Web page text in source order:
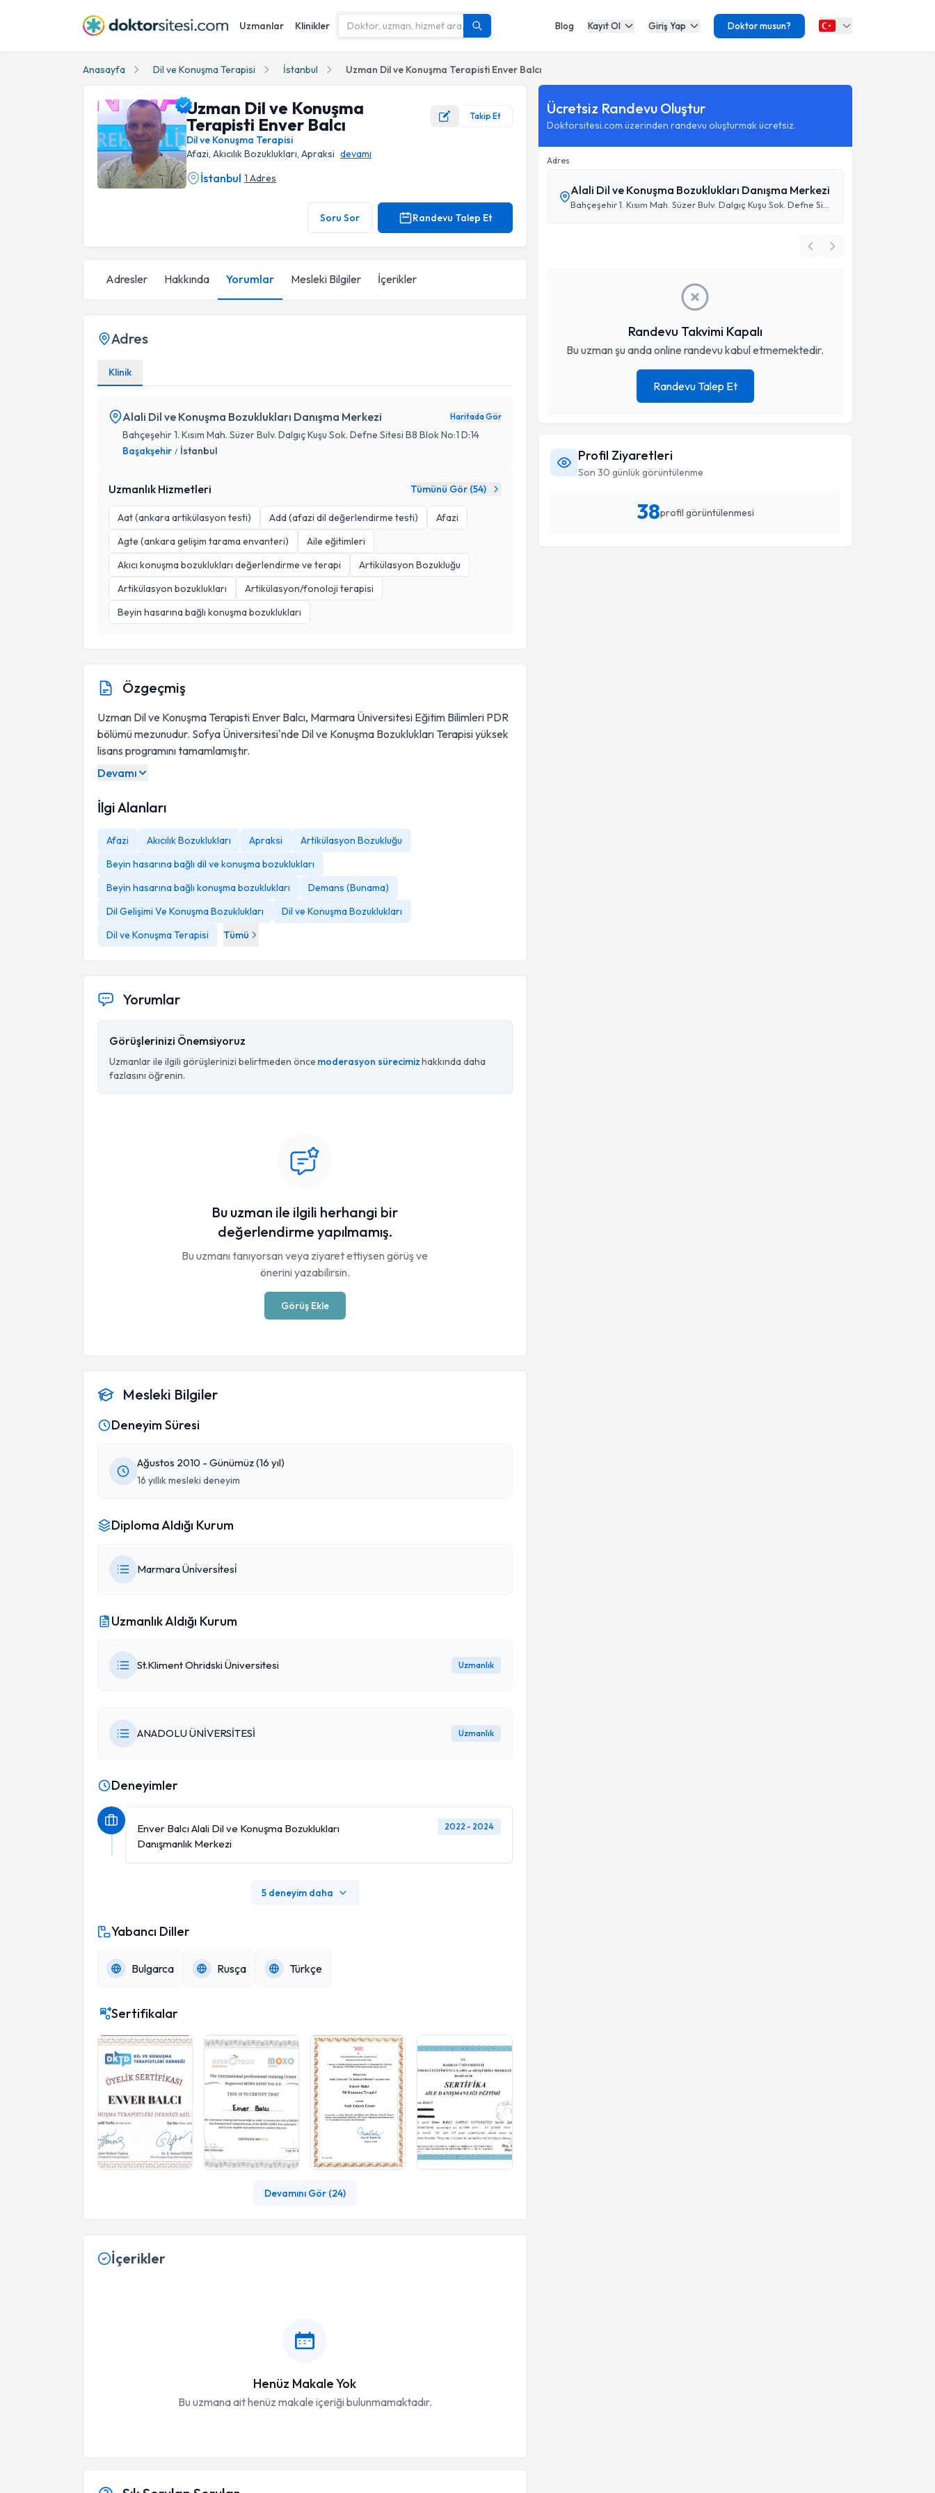
Uzmanlar Klinikler Blog Kayıt Ol Giriş Yap Doktor musun?
Anasayfa Dil ve Konuşma Terapisi İstanbul Uzman Dil ve Konuşma Terapisti Enver Balcı
Uzman Dil ve Konuşma
Terapisti Enver Balcı
Takip Et
Dil ve Konuşma Terapisi
Afazi, Akıcılık Bozuklukları, Apraksi devamı
İstanbul 1 Adres
Soru Sor Randevu Talep Et
Adresler Hakkında Yorumlar Mesleki Bilgiler İçerikler
Adres
Klinik
Alali Dil ve Konuşma Bozuklukları Danışma Merkezi Haritada Gör
Bahçeşehir 1. Kısım Mah. Süzer Bulv. Dalgıç Kuşu Sok. Defne Sitesi B8 Blok No:1 D:14
Başakşehir / İstanbul
Uzmanlık Hizmetleri Tümünü Gör (54)
Aat (ankara artikülasyon testi) Add (afazi dil değerlendirme testi)
Afazi
Agte (ankara gelişim tarama envanteri)
Aile eğitimleri
Akıcı konuşma bozuklukları değerlendirme ve terapi
Artikülasyon Bozukluğu
Artikülasyon bozuklukları
Artikülasyon/fonoloji terapisi
Beyin hasarına bağlı konuşma bozuklukları
Özgeçmiş
Uzman Dil ve Konuşma Terapisti Enver Balcı, Marmara Üniversitesi Eğitim Bilimleri PDR
bölümü mezunudur. Sofya Üniversitesi'nde Dil ve Konuşma Bozuklukları Terapisi yüksek
lisans programını tamamlamıştır.
Devamı
İlgi Alanları
Afazi Akıcılık Bozuklukları Apraksi
Artikülasyon Bozukluğu
Beyin hasarına bağlı dil ve konuşma bozuklukları
Beyin hasarına bağlı konuşma bozuklukları
Demans (Bunama)
Dil Gelişimi Ve Konuşma Bozuklukları
Dil ve Konuşma Bozuklukları
Dil ve Konuşma Terapisi
Tümü
Yorumlar
Görüşlerinizi Önemsiyoruz
Uzmanlar ile ilgili görüşlerinizi belirtmeden önce moderasyon sürecimizhakkında daha
fazlasını öğrenin.
Bu uzman ile ilgili herhangi bir
değerlendirme yapılmamış.
Bu uzmanı tanıyorsan veya ziyaret ettiysen görüş ve
önerini yazabilirsin.
Görüş Ekle
Mesleki Bilgiler
Deneyim Süresi
Ağustos 2010 - Günümüz (16 yıl)
16 yıllık mesleki deneyim
Diploma Aldığı Kurum
Marmara Üni̇versi̇tesi̇
Uzmanlık Aldığı Kurum
St.Kliment Ohridski Üniversitesi Uzmanlık
ANADOLU ÜNİVERSİTESİ Uzmanlık
Deneyimler
Enver Balcı Alali Dil ve Konuşma Bozuklukları
Danışmanlık Merkezi
2022 - 2024
5 deneyim daha
Yabancı Diller
Bulgarca Rusça Türkçe
Sertifikalar
Devamını Gör (24)
İçerikler
Henüz Makale Yok
Bu uzmana ait henüz makale içeriği bulunmamaktadır.
Ücretsiz Randevu Oluştur
Doktorsitesi.com üzerinden randevu oluşturmak ücretsiz.
Adres
Alali Dil ve Konuşma Bozuklukları Danışma Merkezi
Randevu Takvimi Kapalı
Bu uzman şu anda online randevu kabul etmemektedir.
Randevu Talep Et
Profil Ziyaretleri
Son 30 günlük görüntülenme
38profil görüntülenmesi